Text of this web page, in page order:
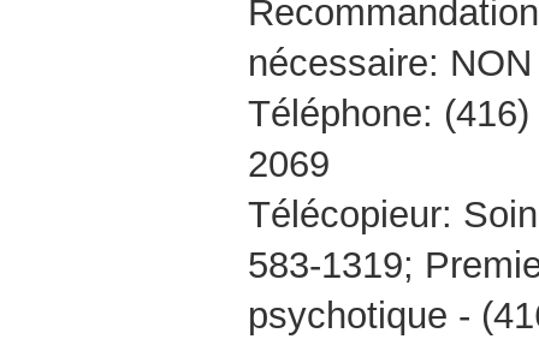
nécessaire: NON
Téléphone:
2069
Télécopieur:
583-1319;
psychotique -